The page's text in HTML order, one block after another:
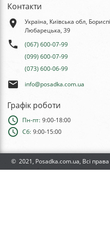
Контакти
place
Україна, Київська обл,
Любарецька, 39
phone
(067) 600-07-99
(099) 600-07-99
(073) 600-06-99
email info@posadka.com.ua
Графік роботи
schedule Пн-пт: 9:00-18:00
schedule Сб: 9:00-15:00
© 2021, Posadka.com.ua, Всі